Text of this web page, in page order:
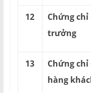
12
Chứng chỉ
trưởng
13
Chứng
hàng